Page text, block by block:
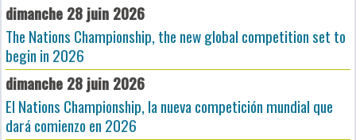
dimanche 28 juin 2026
The Nations Championship, the new global competition set to
begin in 2026
dimanche 28 juin 2026
El Nations Championship, la nueva competición mundial que
dará comienzo en 2026